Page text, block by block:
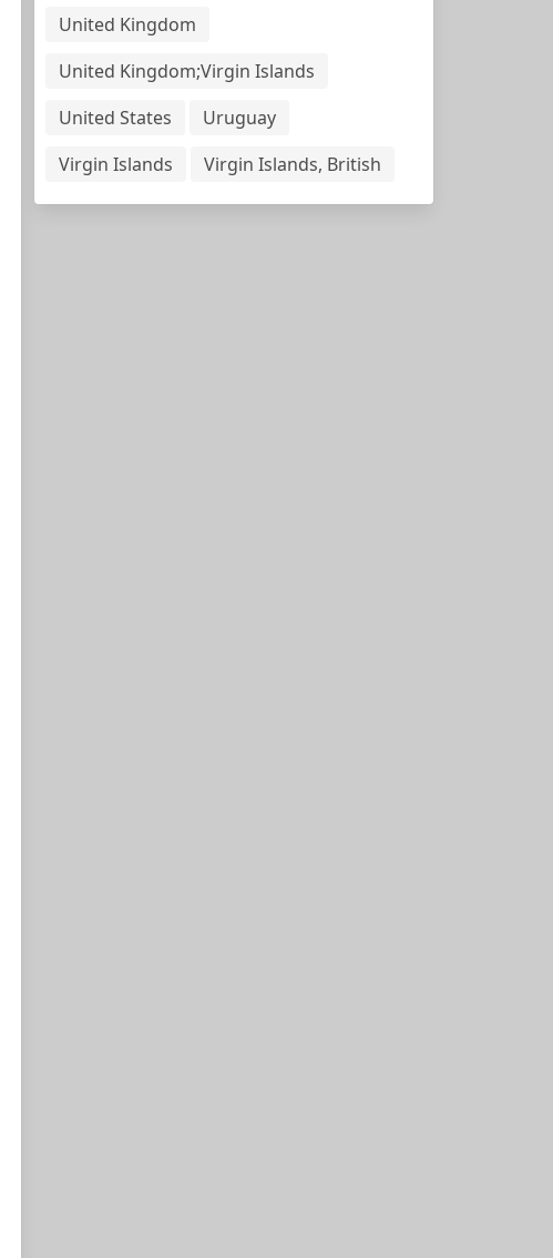
United Kingdom
United Kingdom;Virgin Islands
United States
Uruguay
Virgin Islands
Virgin Islands, British